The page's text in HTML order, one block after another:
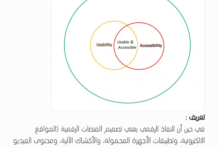
تعريف :
في حين أن النفاذ الرقمي يعني تصميم المنصات الرقمية (المواقع
الالكترونية، وتطبيقات الأجهزة المحمولة، والأكشاك الآلية، ومحتوى الفيديو